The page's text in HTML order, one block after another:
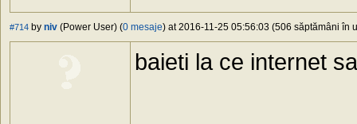
#714 by niv (Power User) (0 mesaje) at 2016-11-25 05:56:03 (506 săptămâni în
baieti la ce internet